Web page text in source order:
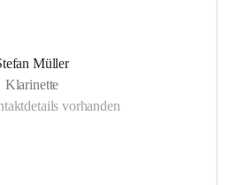
Müller
Klarinette
vorhanden